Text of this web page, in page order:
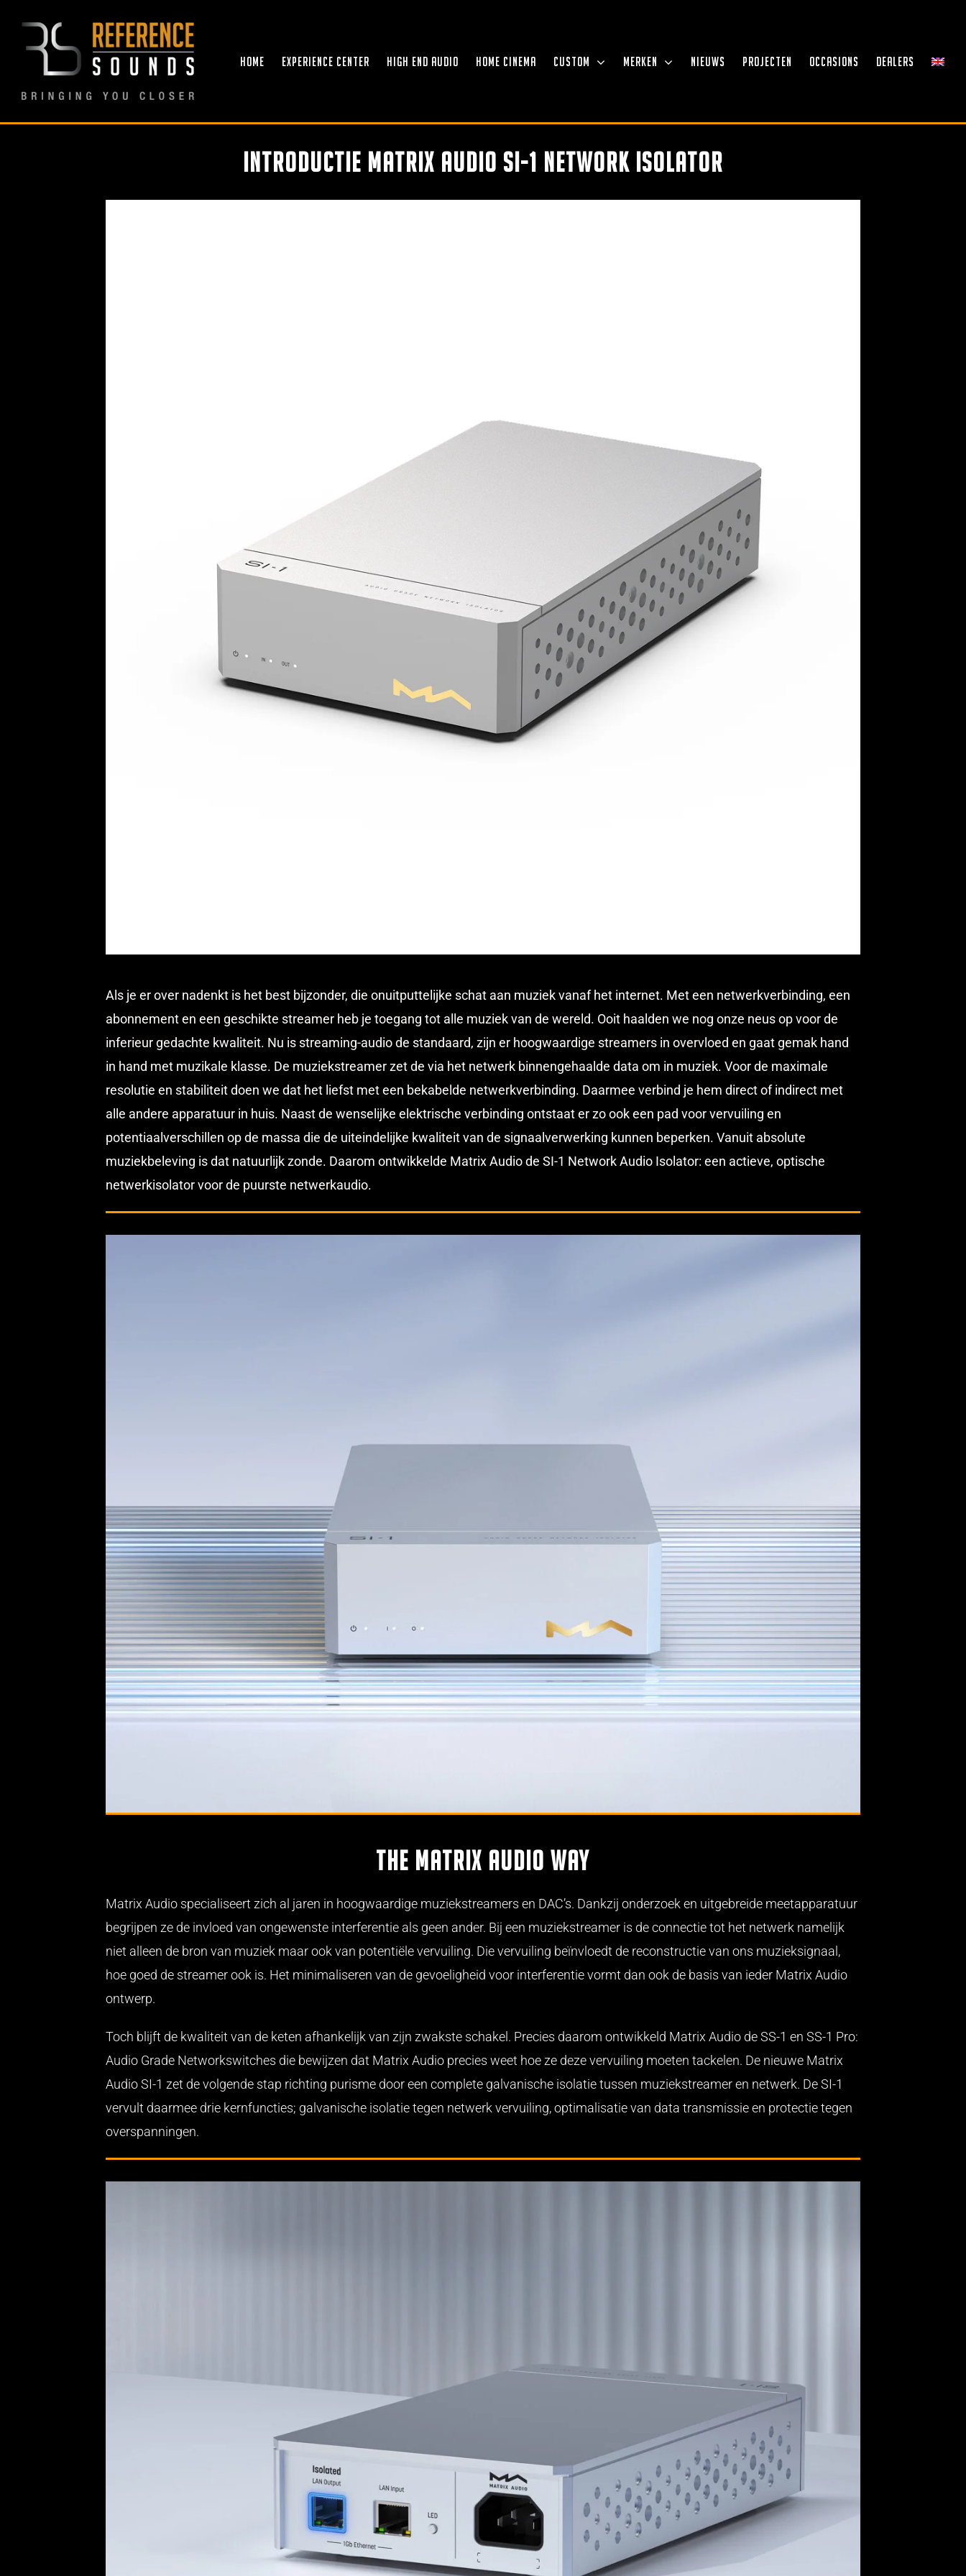
HOME EXPERIENCE CENTER HIGH END AUDIO HOME CINEMA CUSTOM MERKEN NIEUWS PROJECTEN OCCASIONS DEALERS
Introductie Matrix Audio SI-1 Network Isolator
Als je er over nadenkt is het best bijzonder, die onuitputtelijke schat aan muziek vanaf het internet. Met een netwerkverbinding, een
abonnement en een geschikte streamer heb je toegang tot alle muziek van de wereld. Ooit haalden we nog onze neus op voor de
inferieur gedachte kwaliteit. Nu is streaming-audio de standaard, zijn er hoogwaardige streamers in overvloed en gaat gemak hand
in hand met muzikale klasse. De muziekstreamer zet de via het netwerk binnengehaalde data om in muziek. Voor de maximale
resolutie en stabiliteit doen we dat het liefst met een bekabelde netwerkverbinding. Daarmee verbind je hem direct of indirect met
alle andere apparatuur in huis. Naast de wenselijke elektrische verbinding ontstaat er zo ook een pad voor vervuiling en
potentiaalverschillen op de massa die de uiteindelijke kwaliteit van de signaalverwerking kunnen beperken. Vanuit absolute
muziekbeleving is dat natuurlijk zonde. Daarom ontwikkelde Matrix Audio de SI-1 Network Audio Isolator: een actieve, optische
netwerkisolator voor de puurste netwerkaudio.
THE MATRIX AUDIO WAY
Matrix Audio specialiseert zich al jaren in hoogwaardige muziekstreamers en DAC’s. Dankzij onderzoek en uitgebreide meetapparatuur
begrijpen ze de invloed van ongewenste interferentie als geen ander. Bij een muziekstreamer is de connectie tot het netwerk namelijk
niet alleen de bron van muziek maar ook van potentiële vervuiling. Die vervuiling beïnvloedt de reconstructie van ons muzieksignaal,
hoe goed de streamer ook is. Het minimaliseren van de gevoeligheid voor interferentie vormt dan ook de basis van ieder Matrix Audio
ontwerp.
Toch blijft de kwaliteit van de keten afhankelijk van zijn zwakste schakel. Precies daarom ontwikkeld Matrix Audio de SS-1 en SS-1 Pro:
Audio Grade Networkswitches die bewijzen dat Matrix Audio precies weet hoe ze deze vervuiling moeten tackelen. De nieuwe Matrix
Audio SI-1 zet de volgende stap richting purisme door een complete galvanische isolatie tussen muziekstreamer en netwerk. De SI-1
vervult daarmee drie kernfuncties; galvanische isolatie tegen netwerk vervuiling, optimalisatie van data transmissie en protectie tegen
overspanningen.